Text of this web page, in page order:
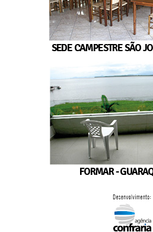
SEDE CAMPESTRE SÃO
FORMAR -